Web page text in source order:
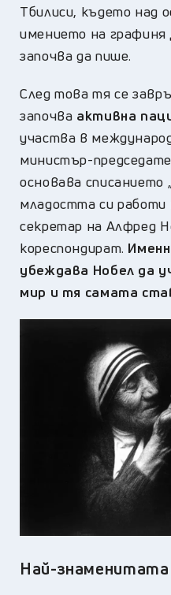
Тбилиси, където над
имението на
започва да пише.
След това тя се
започва активна
участва в
министър-
основава списанието
младостта си
секретар на Алфред
кореспондират.
убеждава Нобел да
мир и тя самата
Най-знаменитата